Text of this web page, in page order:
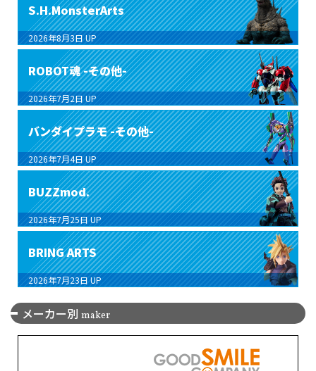
S.H.MonsterArts
2026年8月3日 UP
ROBOT魂 -その他-
2026年7月2日 UP
バンダイプラモ -その他-
2026年7月4日 UP
BUZZmod.
2026年7月25日 UP
BRING ARTS
2026年7月23日 UP
メーカー別 maker